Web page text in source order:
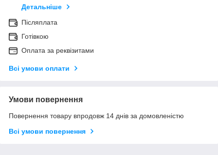
Детальніше
Післяплата
Готівкою
Оплата за реквізитами
Всі умови оплати
Умови повернення
Повернення товару впродовж 14 днів за домовленістю
Всі умови повернення